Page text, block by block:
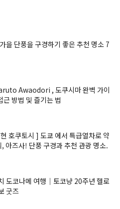
을 단풍을 구경하기 좋은 추천 명소 7
Awaodori , 도쿠시마 완벽 가이
근 방법 및 즐기는 법
호쿠토시 ] 도쿄 에서 특급열차로 약
아즈사! 단풍 구경과 추천 관광 명소.
도코나메 여행｜토코냥 20주년 헬로
굿즈